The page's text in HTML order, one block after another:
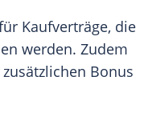
Kaufverträge, die
werden. Zudem
Bonus